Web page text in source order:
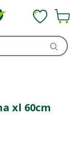
xl 60cm